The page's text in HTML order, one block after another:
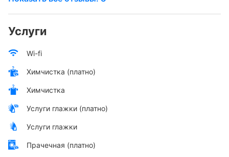
Услуги
Wi-fi
Химчистка (платно)
Химчистка
Услуги глажки (платно)
Услуги глажки
Прачечная (платно)